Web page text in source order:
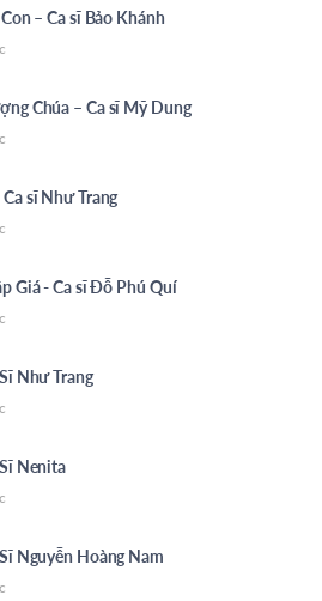
– Ca sĩ Bảo Khánh
Chúa – Ca sĩ Mỹ Dung
sĩ Như Trang
Giá - Ca sĩ Đỗ Phú Quí
Như Trang
Nenita
Nguyễn Hoàng Nam